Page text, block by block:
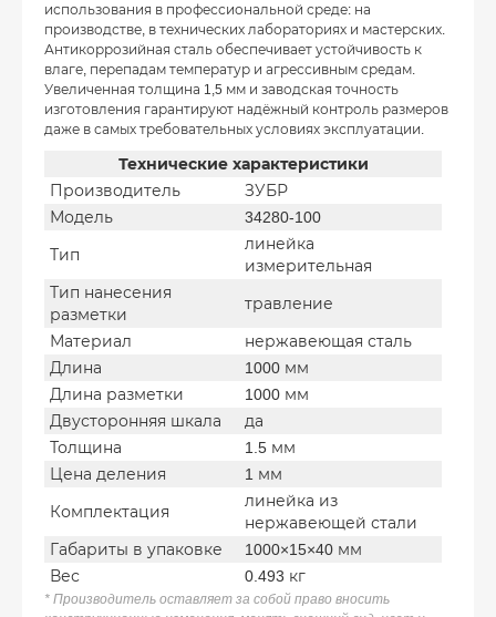
использования в профессиональной среде: на
производстве, в технических лабораториях и мастерских.
Антикоррозийная сталь обеспечивает устойчивость к
влаге, перепадам температур и агрессивным средам.
Увеличенная толщина 1,5 мм и заводская точность
изготовления гарантируют надёжный контроль размеров
даже в самых требовательных условиях эксплуатации.
Технические характеристики
Производитель
ЗУБР
Модель
34280-100
Тип
линейка
измерительная
Тип нанесения
разметки
травление
Материал
нержавеющая сталь
Длина
1000 мм
Длина разметки
1000 мм
Двусторонняя шкала
да
Толщина
1.5 мм
Цена деления
1 мм
Комплектация
линейка из
нержавеющей стали
Габариты в упаковке
1000×15×40 мм
Вес
0.493 кг
* Производитель оставляет за собой право вносить